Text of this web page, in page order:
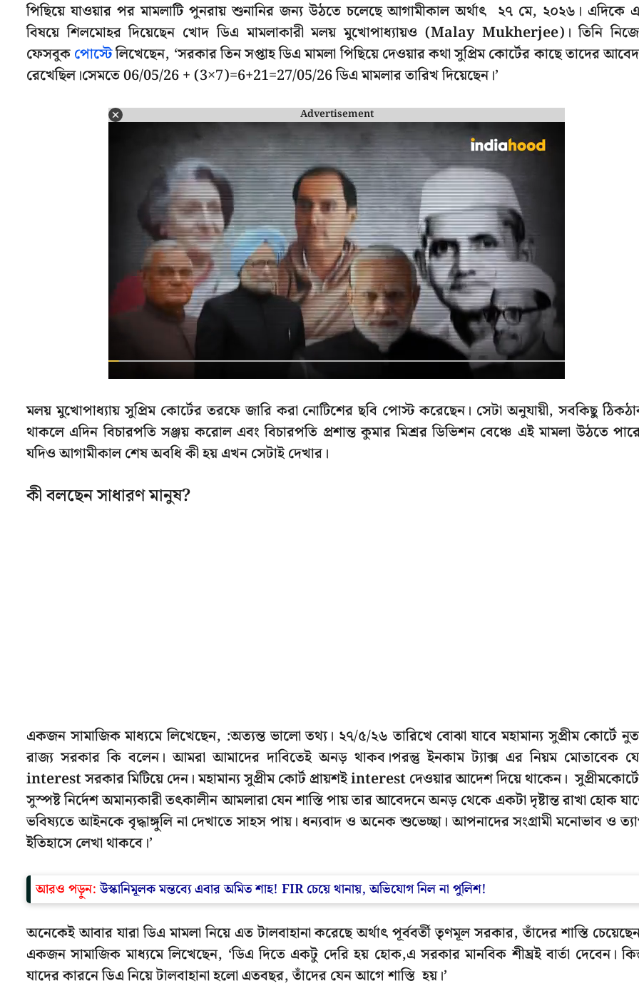
পিছিয়ে যাওয়ার পর মামলাটি পুনরায় শুনানির জন্য উঠতে চলেছে আগামীকাল অর্থাৎ ২৭ মে, ২০২৬। এদিকে
বিষয়ে শিলমোহর দিয়েছেন খোদ ডিএ মামলাকারী মলয় মুখোপাধ্যায়ও (Malay Mukherjee)। তিনি
ফেসবুকপোস্টেলিখেছেন, ‘সরকার তিন সপ্তাহ ডিএ মামলা পিছিয়ে দেওয়ার কথা সুপ্রিম কোর্টের কাছে তাদের
রেখেছিল।সেমতে 06/05/26 + (3×7)=6+21=27/05/26 ডিএ মামলার তারিখ দিয়েছেন।’
Advertisement
মলয় মুখোপাধ্যায় সুপ্রিম কোর্টের তরফে জারি করা নোটিশের ছবি পোস্ট করেছেন। সেটা অনুযায়ী, সবকিছু
থাকলে এদিন বিচারপতি সঞ্জয় করোল এবং বিচারপতি প্রশান্ত কুমার মিশ্রর ডিভিশন বেঞ্চে এই মামলা উঠতে
যদিও আগামীকাল শেষ অবধি কী হয় এখন সেটাই দেখার।
কী বলছেন সাধারণ মানুষ?
একজন সামাজিক মাধ্যমে লিখেছেন, :অত্যন্ত ভালো তথ্য। ২৭/৫/২৬ তারিখে বোঝা যাবে মহামান্য সুপ্রীম কোর্টে
রাজ্য সরকার কি বলেন। আমরা আমাদের দাবিতেই অনড় থাকব।পরন্তু ইনকাম ট্যাক্স এর নিয়ম মোতাবেক
interest সরকার মিটিয়ে দেন। মহামান্য সুপ্রীম কোর্ট প্রায়শই interest দেওয়ার আদেশ দিয়ে থাকেন।
সুস্পষ্ট নির্দেশ অমান্যকারী তৎকালীন আমলারা যেন শাস্তি পায় তার আবেদনে অনড় থেকে একটা দৃষ্টান্ত রাখা হোক
ভবিষ্যতে আইনকে বৃদ্ধাঙ্গুলি না দেখাতে সাহস পায়। ধন্যবাদ ও অনেক শুভেচ্ছা। আপনাদের সংগ্ৰামী মনোভাব ও
ইতিহাসে লেখা থাকবে।’
আরও পড়ুন:উস্কানিমূলক মন্তব্যে এবার অমিত শাহ! FIR চেয়ে থানায়, অভিযোগ নিল না পুলিশ!
অনেকেই আবার যারা ডিএ মামলা নিয়ে এত টালবাহানা করেছে অর্থাৎ পূর্ববর্তী তৃণমূল সরকার, তাঁদের শাস্তি
একজন সামাজিক মাধ্যমে লিখেছেন, ‘ডিএ দিতে একটু দেরি হয় হোক,এ সরকার মানবিক শীঘ্রই বার্তা দেবেন।
যাদের কারনে ডিএ নিয়ে টালবাহানা হলো এতবছর, তাঁদের যেন আগে শাস্তি হয়।’